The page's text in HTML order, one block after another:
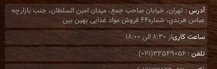
آدرس: تهران، خيابان صاحب جمع، ميدان امين السلطان، جنب بازارچه
عباس هرندي، شماره44 فروش مواد غذایی بهین بین
ساعت کاریاز 8:30 الی 18:00
تلفن : 33549056(021)